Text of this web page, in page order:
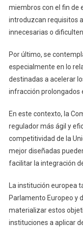
miembros con el fin de
introduzcan requisitos
innecesarias o
Por último, se
especialmente en lo
destinadas a acelerar
infracción prolongados
En este contexto, la
regulador más ágil y
competitividad de la
mejor diseñadas
facilitar la integración
La institución europea
Parlamento Europeo y
materializar estos
instituciones a aplicar